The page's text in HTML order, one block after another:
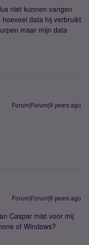
niet kunnen vangen
data hij verbruikt
maar mijn data
Forum|Forum|9 years ago
Forum|Forum|9 years ago
Caspar mist voor mij
of Windows?